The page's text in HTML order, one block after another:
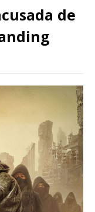
de